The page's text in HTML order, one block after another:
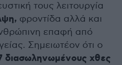
τους λειτουργία
φροντίδα αλλά και
επαφή από
Σημειωτέον ότι ο
διασωληνωμένους χθες